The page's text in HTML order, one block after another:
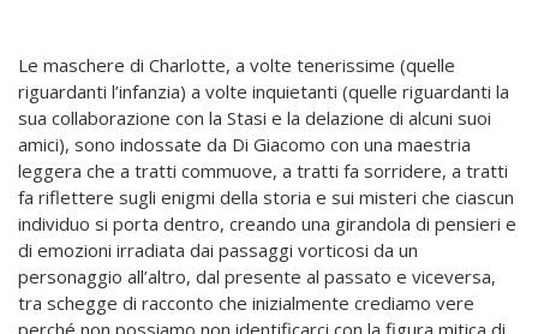
Le maschere di Charlotte, a volte tenerissime (quelle
riguardanti l’infanzia) a volte inquietanti (quelle riguardanti la
sua collaborazione con la Stasi e la delazione di alcuni suoi
amici), sono indossate da Di Giacomo con una maestria
leggera che a tratti commuove, a tratti fa sorridere, a tratti
fa riflettere sugli enigmi della storia e sui misteri che ciascun
individuo si porta dentro, creando una girandola di pensieri e
di emozioni irradiata dai passaggi vorticosi da un
personaggio all’altro, dal presente al passato e viceversa,
tra schegge di racconto che inizialmente crediamo vere
perché non possiamo non identificarci con la figura mitica di